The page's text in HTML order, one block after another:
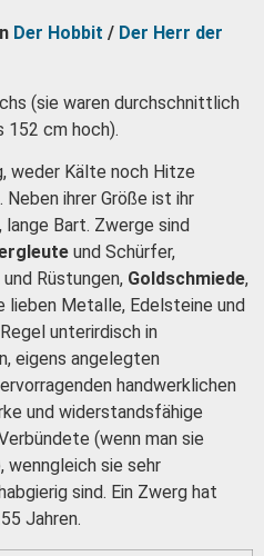
Der Hobbit / Der Herr der
(sie waren durchschnittlich
152 cm hoch).
weder Kälte noch Hitze
Neben ihrer Größe ist ihr
lange Bart. Zwerge sind
und Schürfer,
und Rüstungen, Goldschmiede,
lieben Metalle, Edelsteine und
unterirdisch in
eigens angelegten
handwerklichen
und widerstandsfähige
(wenn man sie
wenngleich sie sehr
sind. Ein Zwerg hat
Jahren.